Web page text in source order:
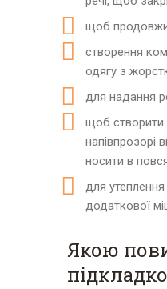
щоб
створення
одягу з
для надання
щоб створити
напівпрозорі
носити в
для утеплення
додаткової
Якою